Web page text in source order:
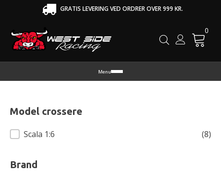
GRATIS LEVERING VED ORDRER OVER 999 KR.
0
Menu
Model crossere
Model crossere
Scala 1:6 (8)
Brand